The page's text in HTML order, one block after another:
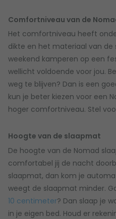
Comfortniveau van de
Het comfortniveau heeft
dikte en het materiaal van de
weekend kamperen op een
wellicht voldoende voor jou.
weg te blijven? Dan is een
kun je beter kiezen voor een
hoger comfortniveau. Stel
Hoogte van de slaapmat
De hoogte van de Nomad
comfortabel jij de nacht
slaapmat, dan kom je
weegt de slaapmat minder.
10 centimeter? Dan slaap je
in je eigen bed. Houd er